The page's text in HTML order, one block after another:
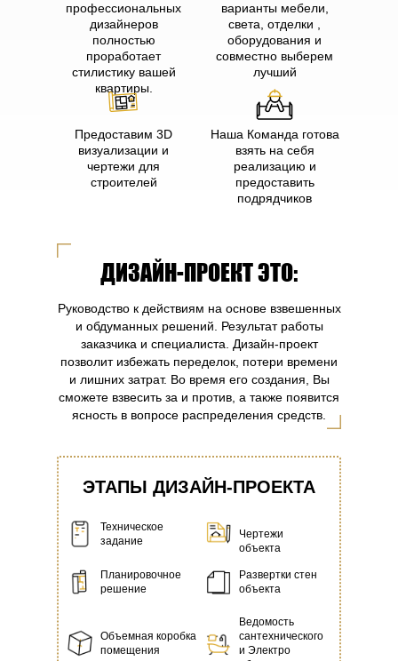
профессиональных
дизайнеров
полностью
проработает
стилистику вашей
квартиры.
варианты мебели,
света, отделки ,
оборудования и
совместно выберем
лучший
Предоставим 3D
визуализации и
чертежи для
строителей
Наша Команда готова
взять на себя
реализацию и
предоставить
подрядчиков
ДИЗАЙН-ПРОЕКТ ЭТО:
Руководство к действиям на основе взвешенных
и обдуманных решений. Результат работы
заказчика и специалиста. Дизайн-проект
позволит избежать переделок, потери времени
и лишних затрат. Во время его создания, Вы
сможете взвесить за и против, а также появится
ясность в вопросе распределения средств.
ЭТАПЫ ДИЗАЙН-ПРОЕКТА
Техническое
задание
Чертежи
объекта
Планировочное
решение
Развертки стен
объекта
Объемная коробка
помещения
Ведомость
сантехнического
и Электро